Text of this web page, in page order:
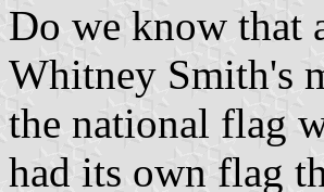
Do we know that
Whitney Smith's
the national flag
had its own flag